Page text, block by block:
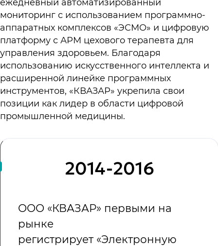
ежедневный автоматизированный
мониторинг с использованием программно-
аппаратных комплексов «ЭСМО» и цифровую
платформу с АРМ цехового терапевта для
управления здоровьем. Благодаря
использованию искусственного интеллекта и
расширенной линейке программных
инструментов, «КВАЗАР» укрепила свои
позиции как лидер в области цифровой
промышленной медицины.
2014-2016
ООО «КВАЗАР» первыми на
рынке
регистрирует «Электронную